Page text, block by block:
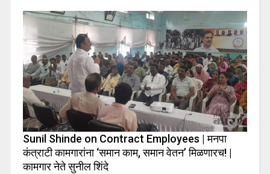
Sunil Shinde on Contract Employees | मनपा
कंत्राटी कामगारांना ‘समान काम, समान वेतन’ मिळणारच! |
कामगार नेते सुनील शिंदे